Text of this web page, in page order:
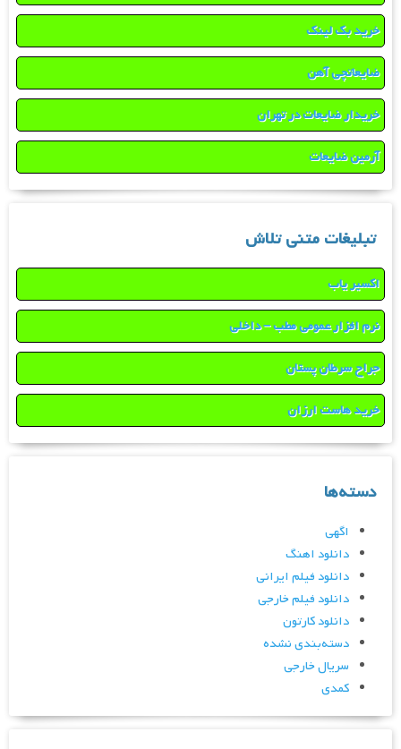
خرید بک لینک
ضایعاتچی آهن
خریدار ضایعات در تهران
آرمین ضایعات
تبلیغات متنی تلاش
اکسیر یاب
نرم افزار عمومی مطب – داخلی
جراح سرطان پستان
خرید هاست ارزان
دسته‌ها
اگهی
دانلود اهنگ
دانلود فیلم ایرانی
دانلود فیلم خارجی
دانلود کارتون
دسته‌بندی نشده
سریال خارجی
کمدی